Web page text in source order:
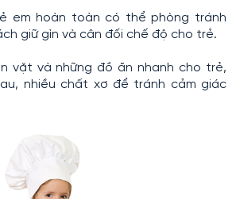
em hoàn toàn có thể phòng tránh
giữ gìn và cân đối chế độ cho trẻ.
vặt và những đồ ăn nhanh cho trẻ,
nhiều chất xơ để tránh cảm giác